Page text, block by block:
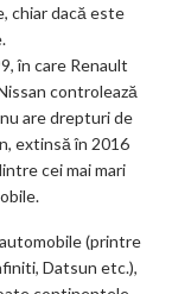
chiar dacă este
în care Renault
controlează
are drepturi de
extinsă în 2016
cei mai mari
(printre
Datsun etc.),